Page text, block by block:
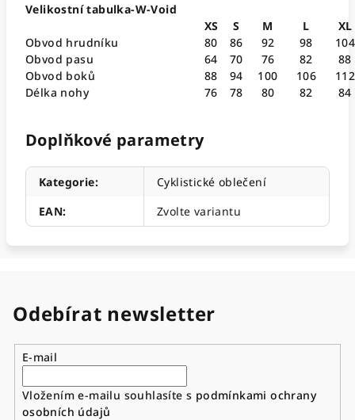
Velikostní tabulka-W-Void
XS
S M L
XL
Obvod hrudníku
80 86 92 98
104
Obvod pasu
64 70 76 82
88
Obvod boků
88 94 100 106
112
Délka nohy
76 78 80 82 84
Doplňkové parametry
Kategorie:
Cyklistické oblečení
EAN: Zvolte variantu
Odebírat newsletter
E-mail
Vložením e-mailu souhlasíte s podmínkami ochrany
osobních údajů